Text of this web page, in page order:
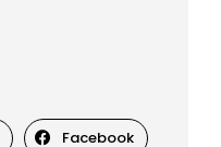
Facebook